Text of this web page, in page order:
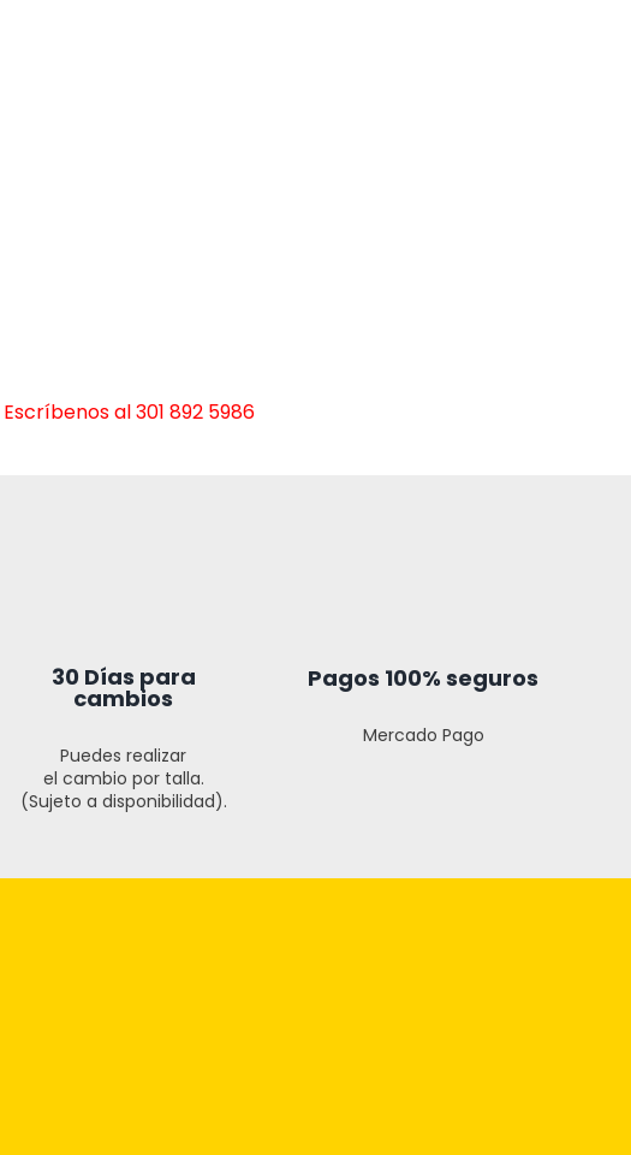
Escríbenos al 301 892 5986
30 Días para
cambios
Puedes realizar
el cambio por talla.
(Sujeto a disponibilidad).
Pagos 100% seguros
Mercado Pago